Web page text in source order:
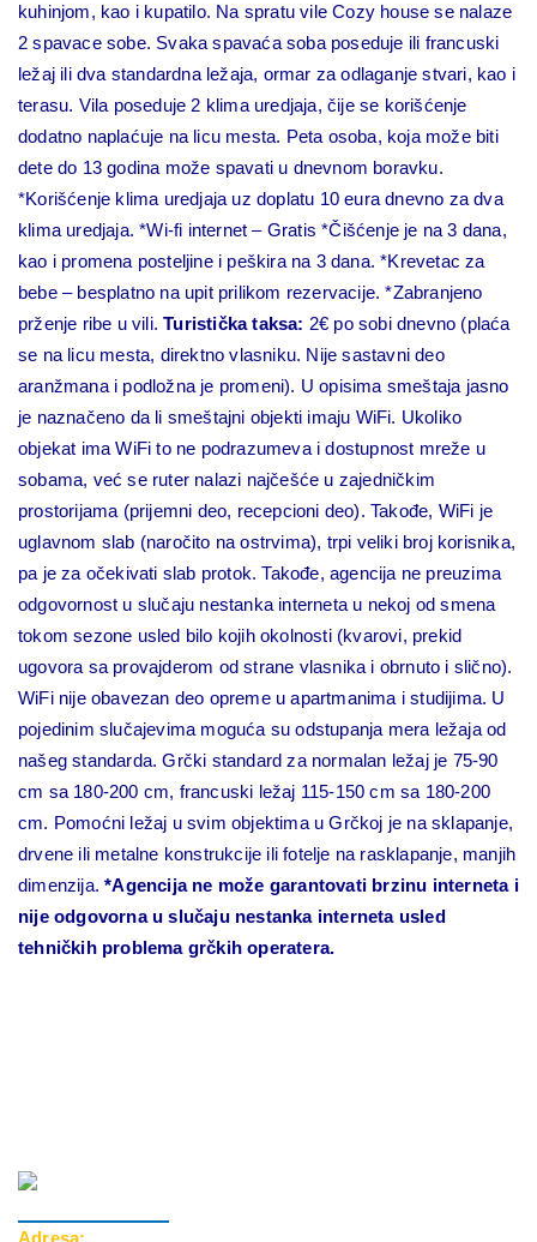
kuhinjom, kao i kupatilo. Na spratu vile Cozy house se nalaze
2 spavace sobe. Svaka spavaća soba poseduje ili francuski
ležaj ili dva standardna ležaja, ormar za odlaganje stvari, kao i
terasu. Vila poseduje 2 klima uredjaja, čije se korišćenje
dodatno naplaćuje na licu mesta. Peta osoba, koja može biti
dete do 13 godina može spavati u dnevnom boravku.
*Korišćenje klima uredjaja uz doplatu 10 eura dnevno za dva
klima uredjaja. *Wi-fi internet – Gratis *Čišćenje je na 3 dana,
kao i promena posteljine i peškira na 3 dana. *Krevetac za
bebe – besplatno na upit prilikom rezervacije. *Zabranjeno
prženje ribe u vili. Turistička taksa: 2€ po sobi dnevno (plaća
se na licu mesta, direktno vlasniku. Nije sastavni deo
aranžmana i podložna je promeni). U opisima smeštaja jasno
je naznačeno da li smeštajni objekti imaju WiFi. Ukoliko
objekat ima WiFi to ne podrazumeva i dostupnost mreže u
sobama, već se ruter nalazi najčešće u zajedničkim
prostorijama (prijemni deo, recepcioni deo). Takođe, WiFi je
uglavnom slab (naročito na ostrvima), trpi veliki broj korisnika,
pa je za očekivati slab protok. Takođe, agencija ne preuzima
odgovornost u slučaju nestanka interneta u nekoj od smena
tokom sezone usled bilo kojih okolnosti (kvarovi, prekid
ugovora sa provajderom od strane vlasnika i obrnuto i slično).
WiFi nije obavezan deo opreme u apartmanima i studijima. U
pojedinim slučajevima moguća su odstupanja mera ležaja od
našeg standarda. Grčki standard za normalan ležaj je 75-90
cm sa 180-200 cm, francuski ležaj 115-150 cm sa 180-200
cm. Pomoćni ležaj u svim objektima u Grčkoj je na sklapanje,
drvene ili metalne konstrukcije ili fotelje na rasklapanje, manjih
dimenzija. *Agencija ne može garantovati brzinu interneta i
nije odgovorna u slučaju nestanka interneta usled
tehničkih problema grčkih operatera.
Adresa: